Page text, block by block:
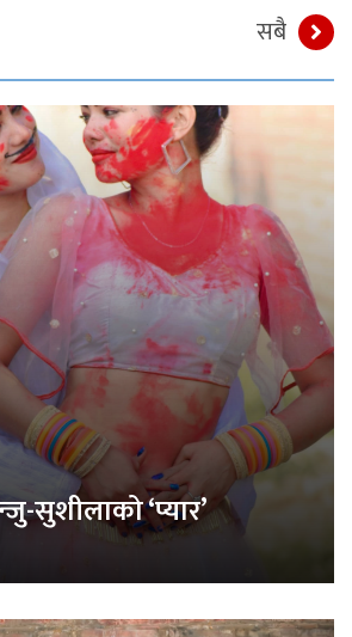
सबै
सुशीलाको ‘प्यार’